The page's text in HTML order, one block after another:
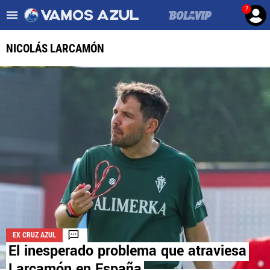
?
Es tendencia Noticias Cruz Azul HOY
ULTIMAS NOTICIAS
FEMENIL
FUERZAS BÁSICAS
MERCADO DE FICHAJES
OPINIÓN
NICOLÁS LARCAMÓN
EX CRUZ AZUL
El inesperado problema que atraviesa